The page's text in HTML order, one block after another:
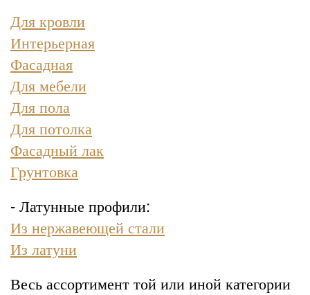
Для кровли
Интерьерная
Фасадная
Для мебели
Для пола
Для потолка
Фасадный лак
Грунтовка
- Латунные профили:
Из нержавеющей стали
Из латуни
Весь ассортимент той или иной категории